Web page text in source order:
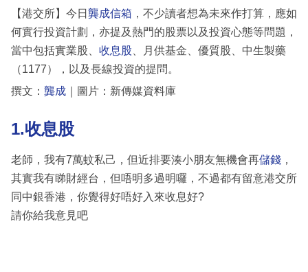
【港交所】今日 龔成信箱 ，不少讀者想為未來作打算，應如
何實行投資計劃，亦提及熱門的股票以及投資心態等問題，
當中包括實業股、 收息股 、月供基金、優質股、中生製藥
（1177），以及長線投資的提問。
撰文： 龔成 ｜圖片：新傳媒資料庫
1.收息股
老師，我有7萬蚊私己，但近排要湊小朋友無機會再儲錢 ，
其實我有睇財經台，但唔明多過明囉，不過都有留意港交所
同中銀香港，你覺得好唔好入來收息好?
請你給我意見吧